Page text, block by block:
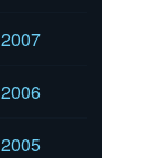
2007
2006
2005